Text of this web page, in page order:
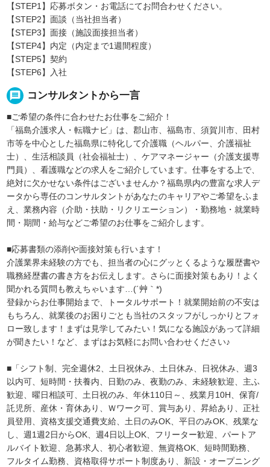
【STEP1】応募ボタン・お電話にてお問合わせください。
【STEP2】面談（当社担当者）
【STEP3】面接（施設面接担当者）
【STEP4】内定（内定まで1週間程度）
【STEP5】契約
【STEP6】入社
message コンサルタントから一言
■ご希望の条件に合わせたお仕事をご紹介！
「福島介護求人・転職ナビ」は、郡山市、福島市、須賀川市、田村
市等を中心とした福島県に特化して介護職（ヘルパー、介護福祉
士）、生活相談員（社会福祉士）、ケアマネージャー（介護支援専
門員）、看護職などの求人をご紹介しています。仕事をする上で、
絶対に欠かせない条件はございませんか？福島県内の豊富な求人デ
ータから専任のコンサルタントがあなたのキャリアやご希望をふま
え、業務内容（介助・扶助・リクリエーション）・勤務地・就業時
間・期間・給与などご希望のお仕事をご紹介します。
■応募書類の添削や面接対策も行います！
介護業界未経験の方でも、担当者の心にグッとくるような履歴書や
職務経歴書の書き方をお伝えします。さらに面接対策もあり！よく
聞かれる質問も教えちゃいます…(´艸｀*)
登録からお仕事開始まで、トータルサポート！就業開始前の不安は
もちろん、就業後のお困りごとも当社のスタッフがしっかりとフォ
ロー致します！まずは見学してみたい！気になる施設があって詳細
が聞きたい！など、まずはお気軽にお問い合わせください♪
■「シフト制、完全週休2、土日祝休み、土日休み、日祝休み、週3
以内可、短時間・扶養内、日勤のみ、夜勤のみ、未経験歓迎、主ふ
歓迎、曜日相談可、土日祝のみ、年休110日～、残業月10H、保育/
託児所、産休・育休あり、Ｗワーク可、賞与あり、昇給あり、正社
員登用、資格支援交通費支給、土日のみOK、平日のみOK、残業な
し、週1週2日からOK、週4日以上OK、フリーター歓迎、パートア
ルバイト歓迎、急募求人、初心者歓迎、無資格OK、短時間勤務、
フルタイム勤務、資格取得サポート制度あり、新設・オープニング